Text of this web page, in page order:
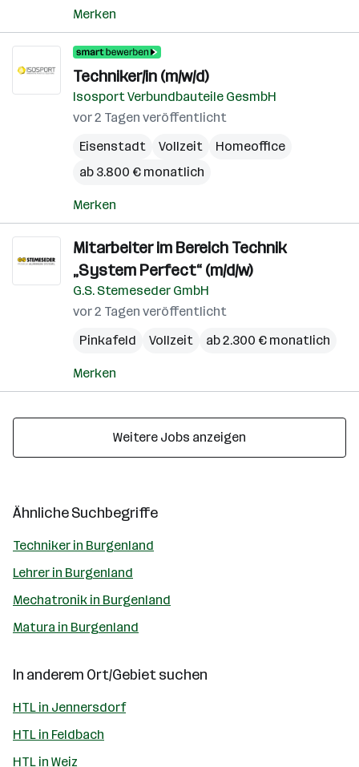
Merken
Techniker/in (m/w/d)
Isosport Verbundbauteile GesmbH
vor 2 Tagen veröffentlicht
Eisenstadt
Vollzeit
Homeoffice
ab 3.800 € monatlich
Merken
Mitarbeiter im Bereich Technik
„System Perfect“ (m/d/w)
G.S. Stemeseder GmbH
vor 2 Tagen veröffentlicht
Pinkafeld
Vollzeit ab 2.300 € monatlich
Merken
Weitere Jobs anzeigen
Ähnliche Suchbegriffe
Techniker in Burgenland
Lehrer in Burgenland
Mechatronik in Burgenland
Matura in Burgenland
In anderem Ort/Gebiet suchen
HTL in Jennersdorf
HTL in Feldbach
HTL in Weiz